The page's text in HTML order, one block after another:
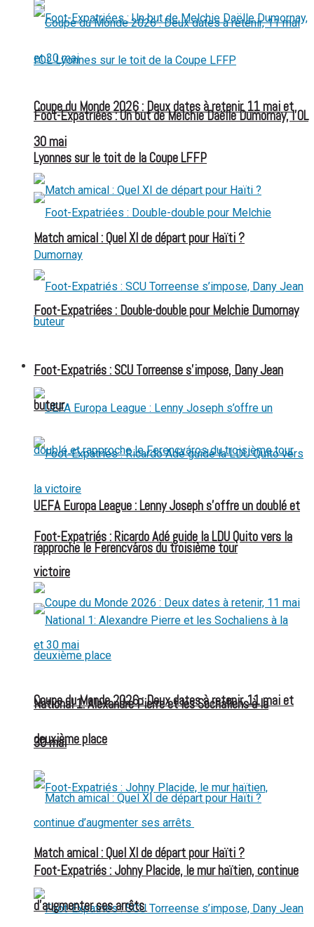
Foot-Expatriées : Un but de Melchie Daëlle Dumornay, l’OL
Lyonnes sur le toit de la Coupe LFFP
Foot-Expatriées : Double-double pour Melchie Dumornay
FOOT EXPATRIÉS
UEFA Europa League : Lenny Joseph s’offre un doublé et
rapproche le Ferencváros du troisième tour
Coupe du Monde 2026 : Deux dates à retenir, 11 mai et
30 mai
Match amical : Quel XI de départ pour Haïti ?
Coupe du Monde 2026 : Deux dates à retenir, 11 mai et
30 mai
Match amical : Quel XI de départ pour Haïti ?
Foot-Expatriés : SCU Torreense s’impose, Dany Jean
buteur
Foot-Expatriés : Ricardo Adé guide la LDU Quito vers la
victoire
National 1: Alexandre Pierre et les Sochaliens à la
deuxième place
Foot-Expatriés : Johny Placide, le mur haïtien, continue
d’augmenter ses arrêts